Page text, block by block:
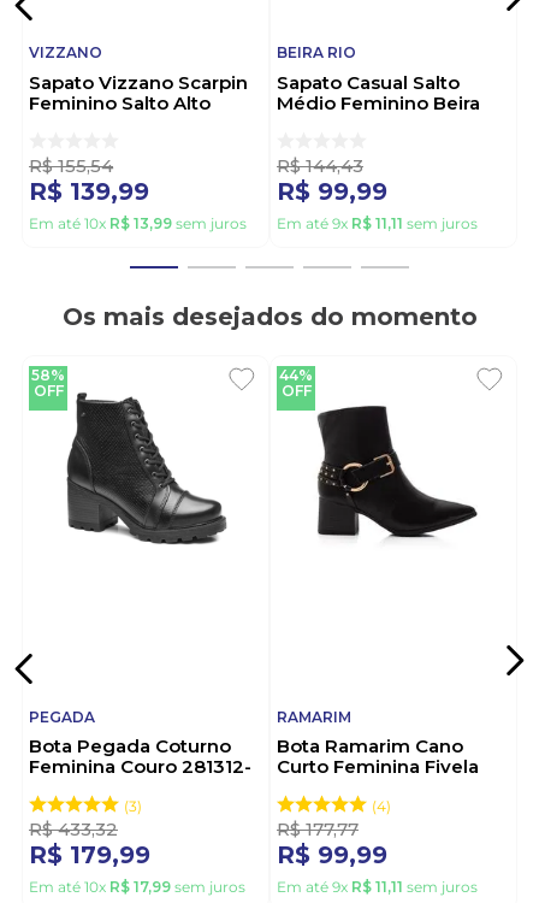
VIZZANO
Sapato Vizzano Scarpin
Feminino Salto Alto
R$ 155,54
R$ 139,99
Em até 10x R$ 13,99 sem juros
BEIRA RIO
Sapato Casual Salto
Médio Feminino Beira
R$ 144,43
R$ 99,99
Em até 9x R$ 11,11 sem juros
Os mais desejados do momento
58%
OFF
PEGADA
Bota Pegada Coturno
Feminina Couro 281312-
3
R$ 433,32
R$ 179,99
Em até 10x R$ 17,99 sem juros
44%
OFF
RAMARIM
Bota Ramarim Cano
Curto Feminina Fivela
4
R$ 177,77
R$ 99,99
Em até 9x R$ 11,11 sem juros